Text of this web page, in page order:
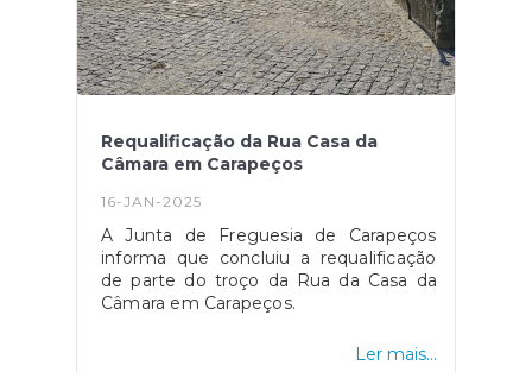
Requalificação da Rua Casa da
Câmara em Carapeços
16-JAN-2025
A Junta de Freguesia de Carapeços
informa que concluiu a requalificação
de parte do troço da Rua da Casa da
Câmara em Carapeços.
Ler mais...